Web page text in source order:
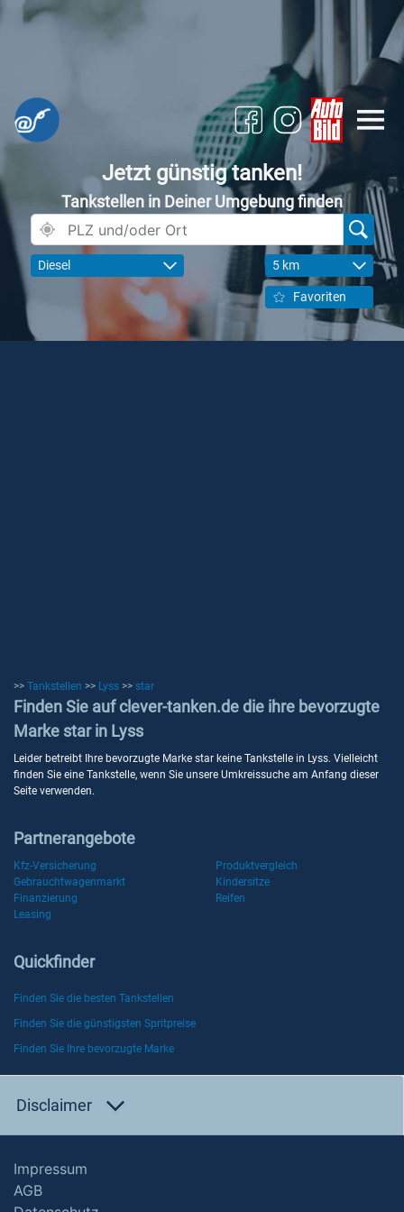
Jetzt günstig tanken!
Tankstellen in Deiner Umgebung finden
Diesel 5 km
Favoriten
>> Tankstellen >> Lyss >> star
Finden Sie auf clever-tanken.de die ihre bevorzugte
Marke star in Lyss
Leider betreibt Ihre bevorzugte Marke star keine Tankstelle in Lyss. Vielleicht
finden Sie eine Tankstelle, wenn Sie unsere Umkreissuche am Anfang dieser
Seite verwenden.
Partnerangebote
Kfz-Versicherung
Produktvergleich
Gebrauchtwagenmarkt
Kindersitze
Finanzierung
Reifen
Leasing
Quickfinder
Finden Sie die besten Tankstellen
Finden Sie die günstigsten Spritpreise
Finden Sie Ihre bevorzugte Marke
Disclaimer
Impressum
AGB